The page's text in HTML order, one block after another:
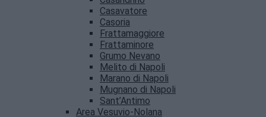
Casavatore
Casoria
Frattamaggiore
Frattaminore
Grumo Nevano
Melito di Napoli
Marano di Napoli
Mugnano di Napoli
Sant’Antimo
Area Vesuvio-Nolana